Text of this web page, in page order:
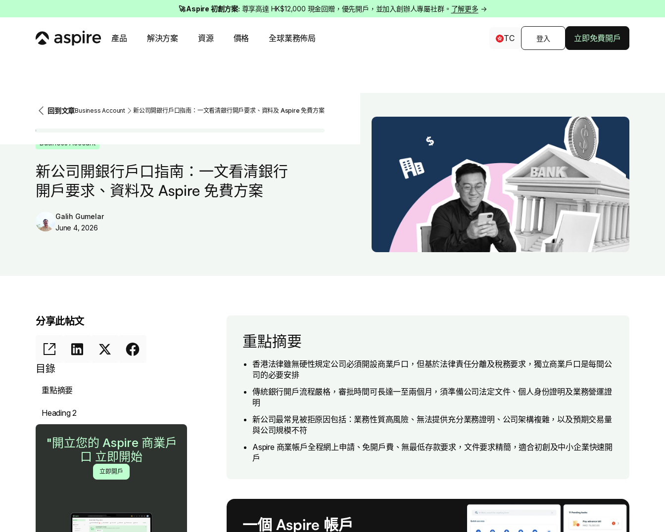
🚀 Aspire 初創方案: 尊享高達 HK$12,000 現金回贈，優先開戶，並加入創辦人專屬社群。 了解更多 →
產品 解決方案 資源 價格 全球業務佈局 TC 登入 立即免費開戶
回到文章Business Account 新公司開銀行戶口指南：一文看清銀行開戶要求、資料及 Aspire 免費方案
Business Account
新公司開銀行戶口指南：一文看清銀行
開戶要求、資料及 Aspire 免費方案
Galih Gumelar
June 4, 2026
分享此帖文
目錄
重點摘要
Heading 2
"開立您的 Aspire 商業戶
口 立即開始
立即開戶
重點摘要
香港法律雖無硬性規定公司必須開設商業戶口，但基於法律責任分離及稅務要求，獨立商業戶口是每間公
司的必要安排
傳統銀行開戶流程嚴格，審批時間可長達一至兩個月，須準備公司法定文件、個人身份證明及業務營運證
明
新公司最常見被拒原因包括：業務性質高風險、無法提供充分業務證明、公司架構複雜，以及預期交易量
與公司規模不符
Aspire 商業帳戶全程網上申請、免開戶費、無最低存款要求，文件要求精簡，適合初創及中小企業快速開
戶
一個 Aspire 帳戶